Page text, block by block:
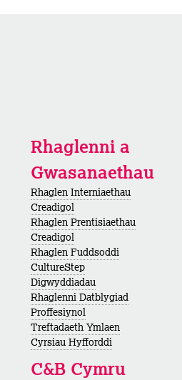
Rhaglenni a
Gwasanaethau
Rhaglen Interniaethau
Creadigol
Rhaglen Prentisiaethau
Creadigol
Rhaglen Fuddsoddi
CultureStep
Digwyddiadau
Rhaglenni Datblygiad
Proffesiynol
Treftadaeth Ymlaen
Cyrsiau Hyfforddi
C&B Cymru